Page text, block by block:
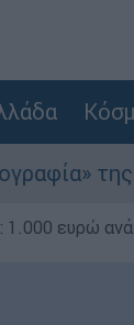
ευρώ ανά